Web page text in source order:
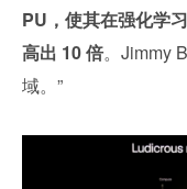
PU，使其在强化学
高出 10 倍。Jimmy
域。”